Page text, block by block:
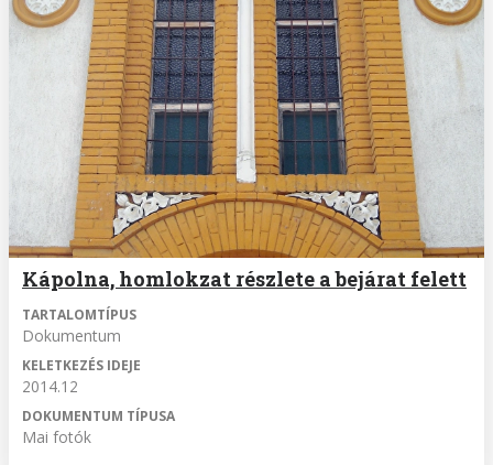
Kápolna, homlokzat részlete a bejárat felett
TARTALOMTÍPUS
Dokumentum
KELETKEZÉS IDEJE
2014.12
DOKUMENTUM TÍPUSA
Mai fotók